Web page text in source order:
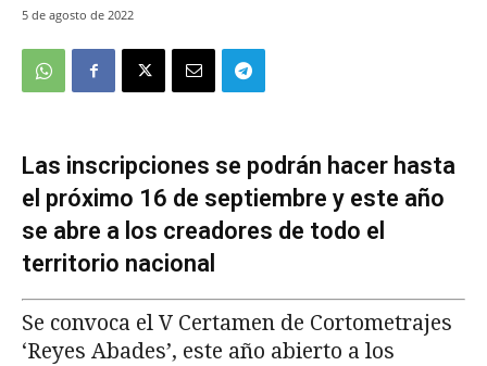
5 de agosto de 2022
Las inscripciones se podrán hacer hasta
el próximo 16 de septiembre y este año
se abre a los creadores de todo el
territorio nacional
Se convoca el V Certamen de Cortometrajes
‘Reyes Abades’, este año abierto a los